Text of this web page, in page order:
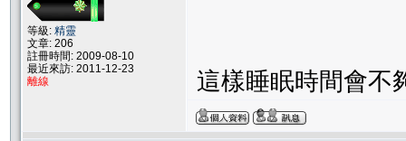
等級: 精靈
文章: 206
註冊時間: 2009-08-10
最近來訪: 2011-12-23
離線
這樣睡眠時間會不